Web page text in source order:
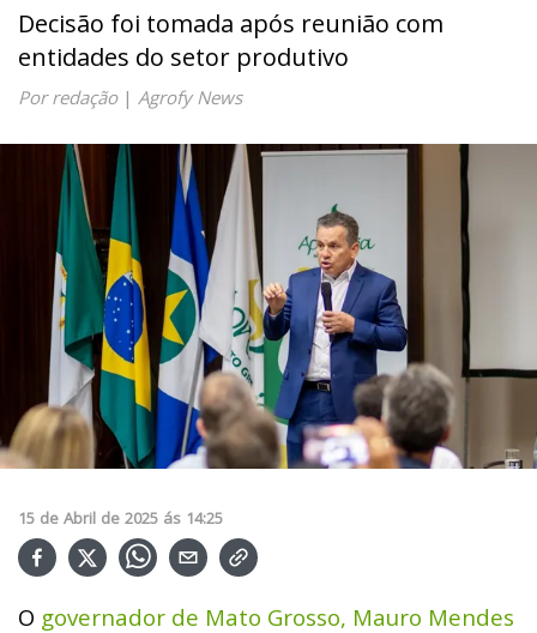
Decisão foi tomada após reunião com
entidades do setor produtivo
Por redação| Agrofy News
15 de Abril de 2025 ás 14:25
O governador de Mato Grosso, Mauro Mendes